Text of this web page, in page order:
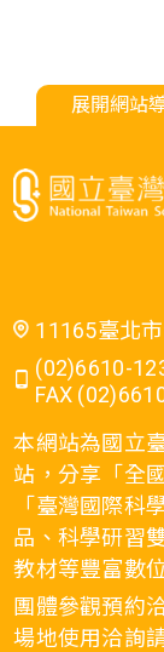
展開網站
11165臺北
(02)6610-
FAX
本網站為國立
站，分享「全
「臺灣國際科
品、科學研習
教材等豐富數
團體參觀預約
場地使用洽詢